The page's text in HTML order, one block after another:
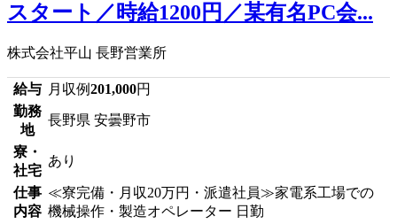
スタート／時給1200円／某有名PC会...
株式会社平山 長野営業所
給与 月収例201,000円
勤務
地
長野県 安曇野市
寮・
社宅
あり
仕事
内容
≪寮完備・月収20万円・派遣社員≫家電系工場での
機械操作・製造オペレーター 日勤